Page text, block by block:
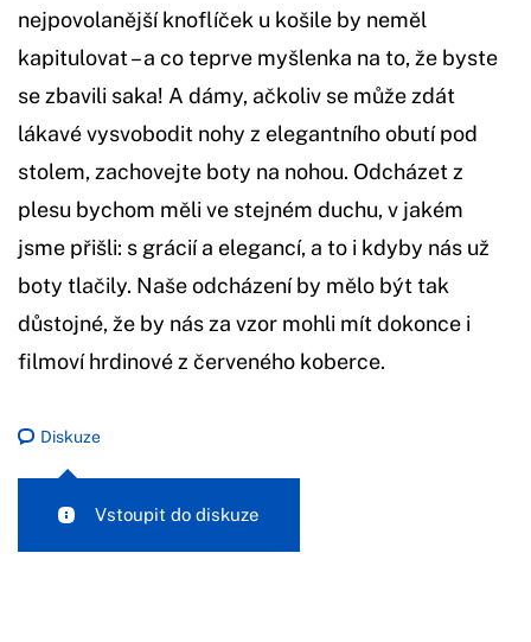
nejpovolanější knoflíček u košile by neměl
kapitulovat – a co teprve myšlenka na to, že byste
se zbavili saka! A dámy, ačkoliv se může zdát
lákavé vysvobodit nohy z elegantního obutí pod
stolem, zachovejte boty na nohou. Odcházet z
plesu bychom měli ve stejném duchu, v jakém
jsme přišli: s grácií a elegancí, a to i kdyby nás už
boty tlačily. Naše odcházení by mělo být tak
důstojné, že by nás za vzor mohli mít dokonce i
filmoví hrdinové z červeného koberce.
Diskuze
Vstoupit do diskuze